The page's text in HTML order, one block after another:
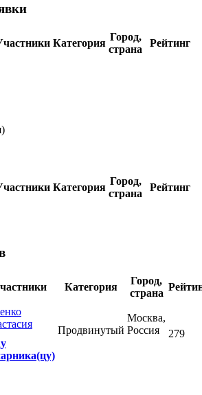
Категория
Город,
страна
Рейтинг
Категория
Город,
страна
Рейтинг
Категория
Город,
страна
Продвинутый
Москва,
Россия
279